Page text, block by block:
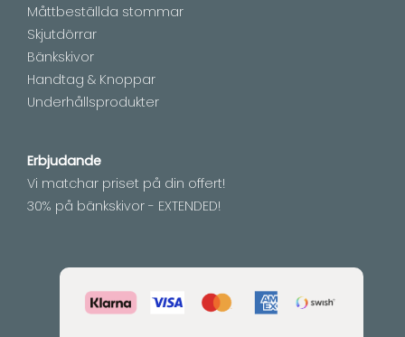
Måttbeställda stommar
Skjutdörrar
Bänkskivor
Handtag & Knoppar
Underhållsprodukter
Erbjudande
Vi matchar priset på din offert!
30% på bänkskivor - EXTENDED!